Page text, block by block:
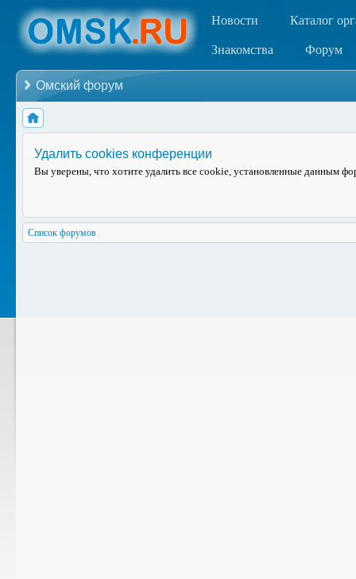
Новости Каталог
Знакомства Форум
Омский форум
Удалить cookies конференции
Вы уверены, что хотите удалить все cookie, установленные данным
Список форумов